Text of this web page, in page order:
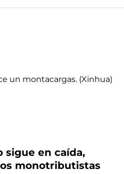
sigue en caída,
monotributistas